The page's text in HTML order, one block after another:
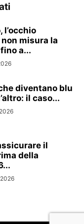
l’occhio
misura la
a...
diventano blu
il caso...
il
della